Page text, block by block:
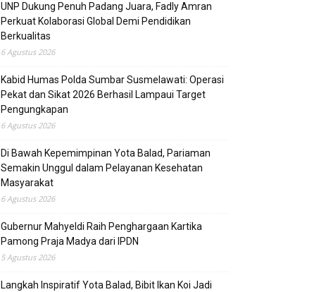
UNP Dukung Penuh Padang Juara, Fadly Amran
Perkuat Kolaborasi Global Demi Pendidikan
Berkualitas
6 Agustus 2026
Kabid Humas Polda Sumbar Susmelawati: Operasi
Pekat dan Sikat 2026 Berhasil Lampaui Target
Pengungkapan
6 Agustus 2026
Di Bawah Kepemimpinan Yota Balad, Pariaman
Semakin Unggul dalam Pelayanan Kesehatan
Masyarakat
6 Agustus 2026
Gubernur Mahyeldi Raih Penghargaan Kartika
Pamong Praja Madya dari IPDN
5 Agustus 2026
Langkah Inspiratif Yota Balad, Bibit Ikan Koi Jadi